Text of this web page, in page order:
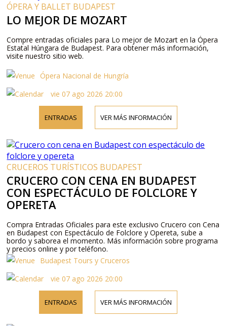
ÓPERA Y BALLET BUDAPEST
LO MEJOR DE MOZART
Compre entradas oficiales para Lo mejor de Mozart en la Ópera
Estatal Húngara de Budapest. Para obtener más información,
visite nuestro sitio web.
Ópera Nacional de Hungría
vie 07 ago 2026 20:00
ENTRADAS VER MÁS INFORMACIÓN
CRUCEROS TURÍSTICOS BUDAPEST
CRUCERO CON CENA EN BUDAPEST
CON ESPECTÁCULO DE FOLCLORE Y
OPERETA
Compra Entradas Oficiales para este exclusivo Crucero con Cena
en Budapest con Espectáculo de Folclore y Opereta, sube a
bordo y saborea el momento. Más información sobre programa
y precios online y por teléfono.
Budapest Tours y Cruceros
vie 07 ago 2026 20:00
ENTRADAS VER MÁS INFORMACIÓN